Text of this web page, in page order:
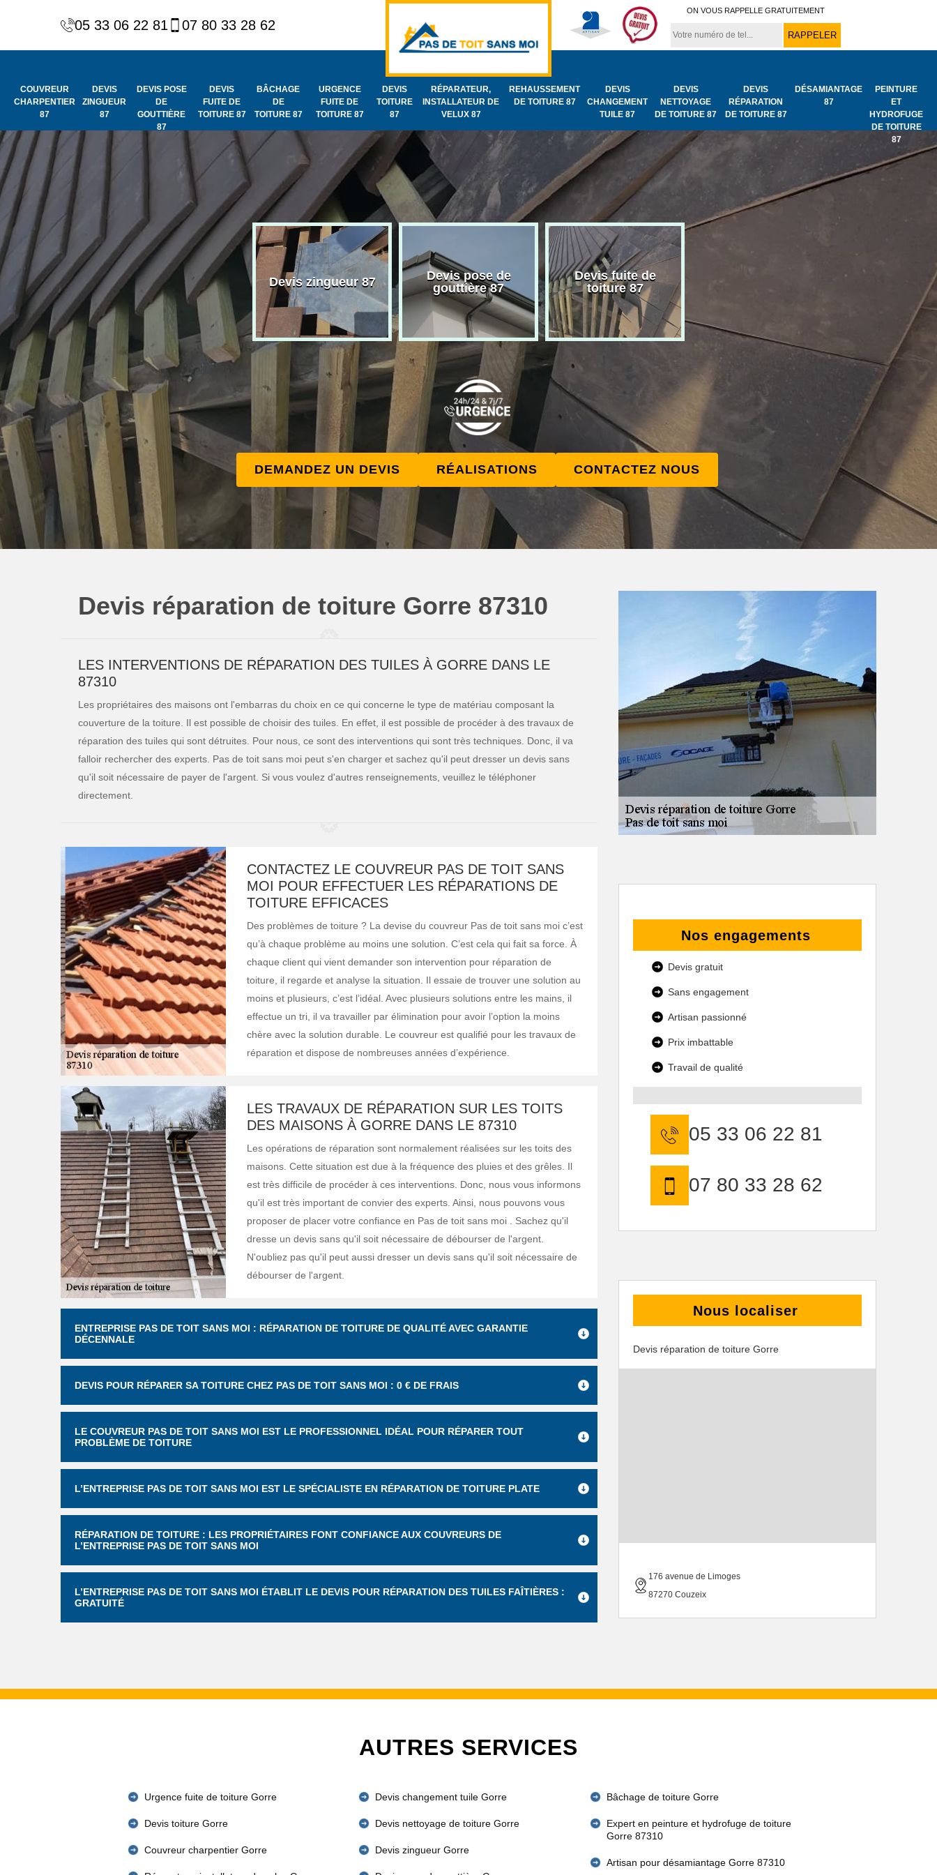
05 33 06 22 81 07 80 33 28 62
ON VOUS RAPPELLE GRATUITEMENT
COUVREUR
CHARPENTIER
87
DEVIS
ZINGUEUR
87
DEVIS POSE
DE
GOUTTIÈRE
87
DEVIS
FUITE DE
TOITURE 87
BÂCHAGE
DE
TOITURE 87
URGENCE
FUITE DE
TOITURE 87
DEVIS
TOITURE
87
RÉPARATEUR,
INSTALLATEUR DE
VELUX 87
REHAUSSEMENT
DE TOITURE 87
DEVIS
CHANGEMENT
TUILE 87
DEVIS
NETTOYAGE
DE TOITURE 87
DEVIS
RÉPARATION
DE TOITURE 87
DÉSAMIANTAGE
87
PEINTURE
ET
HYDROFUGE
DE TOITURE
87
et
de
toiture 87
Couvreur
charpentier 87
Devis zingueur 87
Devis pose de
gouttière 87
Devis fuite de
toiture 87
Urgence
toiture 87
DEMANDEZ UN DEVIS RÉALISATIONS CONTACTEZ NOUS
Devis réparation de toiture Gorre 87310
LES INTERVENTIONS DE RÉPARATION DES TUILES À GORRE DANS LE
87310
Les propriétaires des maisons ont l'embarras du choix en ce qui concerne le type de matériau composant la
couverture de la toiture. Il est possible de choisir des tuiles. En effet, il est possible de procéder à des travaux de
réparation des tuiles qui sont détruites. Pour nous, ce sont des interventions qui sont très techniques. Donc, il va
falloir rechercher des experts. Pas de toit sans moi peut s'en charger et sachez qu'il peut dresser un devis sans
qu'il soit nécessaire de payer de l'argent. Si vous voulez d'autres renseignements, veuillez le téléphoner
directement.
CONTACTEZ LE COUVREUR PAS DE TOIT SANS
MOI POUR EFFECTUER LES RÉPARATIONS DE
TOITURE EFFICACES
Des problèmes de toiture ? La devise du couvreur Pas de toit sans moi c’est
qu’à chaque problème au moins une solution. C’est cela qui fait sa force. À
chaque client qui vient demander son intervention pour réparation de
toiture, il regarde et analyse la situation. Il essaie de trouver une solution au
moins et plusieurs, c’est l’idéal. Avec plusieurs solutions entre les mains, il
effectue un tri, il va travailler par élimination pour avoir l’option la moins
chère avec la solution durable. Le couvreur est qualifié pour les travaux de
réparation et dispose de nombreuses années d’expérience.
LES TRAVAUX DE RÉPARATION SUR LES TOITS
DES MAISONS À GORRE DANS LE 87310
Les opérations de réparation sont normalement réalisées sur les toits des
maisons. Cette situation est due à la fréquence des pluies et des grêles. Il
est très difficile de procéder à ces interventions. Donc, nous vous informons
qu'il est très important de convier des experts. Ainsi, nous pouvons vous
proposer de placer votre confiance en Pas de toit sans moi . Sachez qu'il
dresse un devis sans qu'il soit nécessaire de débourser de l'argent.
N'oubliez pas qu'il peut aussi dresser un devis sans qu'il soit nécessaire de
débourser de l'argent.
ENTREPRISE PAS DE TOIT SANS MOI : RÉPARATION DE TOITURE DE QUALITÉ AVEC GARANTIE
DÉCENNALE
DEVIS POUR RÉPARER SA TOITURE CHEZ PAS DE TOIT SANS MOI : 0 € DE FRAIS
LE COUVREUR PAS DE TOIT SANS MOI EST LE PROFESSIONNEL IDÉAL POUR RÉPARER TOUT
PROBLÈME DE TOITURE
L’ENTREPRISE PAS DE TOIT SANS MOI EST LE SPÉCIALISTE EN RÉPARATION DE TOITURE PLATE
RÉPARATION DE TOITURE : LES PROPRIÉTAIRES FONT CONFIANCE AUX COUVREURS DE
L’ENTREPRISE PAS DE TOIT SANS MOI
L’ENTREPRISE PAS DE TOIT SANS MOI ÉTABLIT LE DEVIS POUR RÉPARATION DES TUILES FAÎTIÈRES :
GRATUITÉ
Nos engagements
Devis gratuit
Sans engagement
Artisan passionné
Prix imbattable
Travail de qualité
05 33 06 22 81
07 80 33 28 62
Nous localiser
Devis réparation de toiture Gorre
176 avenue de Limoges
87270 Couzeix
AUTRES SERVICES
Urgence fuite de toiture Gorre
Devis toiture Gorre
Couvreur charpentier Gorre
Devis changement tuile Gorre
Devis nettoyage de toiture Gorre
Devis zingueur Gorre
Bâchage de toiture Gorre
Expert en peinture et hydrofuge de toiture
Gorre 87310
Artisan pour désamiantage Gorre 87310